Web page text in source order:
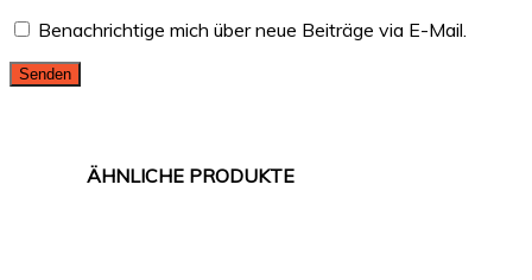
Benachrichtige mich über neue Beiträge via E-Mail.